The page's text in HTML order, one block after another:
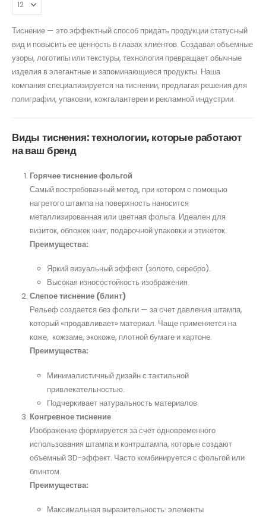
Тиснение — это эффектный способ придать продукции статусный
вид и повысить ее ценность в глазах клиентов. Создавая объемные
узоры, логотипы или текстуры, технология превращает обычные
изделия в элегантные и запоминающиеся продукты. Наша
компания специализируется на тиснении, предлагая решения для
полиграфии, упаковки, кожгалантереи и рекламной индустрии.
Виды тиснения: технологии, которые работают
на ваш бренд
Горячее тиснение фольгой
Самый востребованный метод, при котором с помощью
нагретого штампа на поверхность наносится
металлизированная или цветная фольга. Идеален для
визиток, обложек книг, подарочной упаковки и этикеток.
Преимущества:
Яркий визуальный эффект (золото, серебро).
Высокая износостойкость изображения.
Слепое тиснение (блинт)
Рельеф создается без фольги — за счет давления штампа,
который «продавливает» материал. Чаще применяется на
коже, кожзаме, экокоже, плотной бумаге и картоне.
Преимущества:
Минималистичный дизайн с тактильной
привлекательностью.
Подчеркивает натуральность материалов.
Конгревное тиснение
Изображение формируется за счет одновременного
использования штампа и контрштампа, которые создают
объемный 3D-эффект. Часто комбинируется с фольгой или
блинтом.
Преимущества:
Максимальная выразительность: элементы